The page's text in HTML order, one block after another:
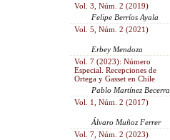
Vol. 3, Núm. 2 (2019)
Felipe Berríos Ayala
Vol. 5, Núm. 2 (2021)
Erbey Mendoza
Vol. 7 (2023): Número
Especial. Recepciones de
Ortega y Gasset en Chile
Pablo Martínez Becerra
Vol. 1, Núm. 2 (2017)
Álvaro Muñoz Ferrer
Vol. 7, Núm. 2 (2023)